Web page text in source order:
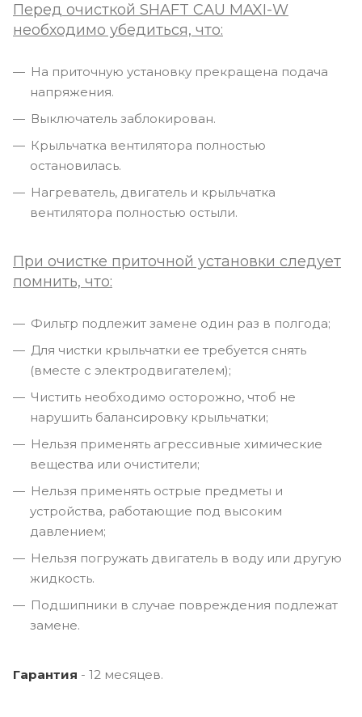
Перед очисткой SHAFT CAU MAXI-W
необходимо убедиться, что:
На приточную установку прекращена подача
напряжения.
Выключатель заблокирован.
Крыльчатка вентилятора полностью
остановилась.
Нагреватель, двигатель и крыльчатка
вентилятора полностью остыли.
При очистке приточной установки следует
помнить, что:
Фильтр подлежит замене один раз в полгода;
Для чистки крыльчатки ее требуется снять
(вместе с электродвигателем);
Чистить необходимо осторожно, чтоб не
нарушить балансировку крыльчатки;
Нельзя применять агрессивные химические
вещества или очистители;
Нельзя применять острые предметы и
устройства, работающие под высоким
давлением;
Нельзя погружать двигатель в воду или другую
жидкость.
Подшипники в случае повреждения подлежат
замене.
Гарантия - 12 месяцев.